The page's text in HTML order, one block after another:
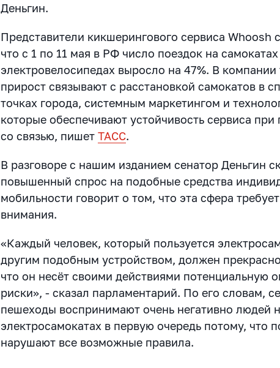
Деньгин.
Представители кикшерингового сервиса Whoosh
что с 1 по 11 мая в РФ число поездок на
электровелосипедах выросло на 47%. В компании
прирост связывают с расстановкой самокатов в
точках города, системным маркетингом и
которые обеспечивают устойчивость сервиса при
со связью, пишетТАСС.
В разговоре с нашим изданием сенатор Деньгин
повышенный спрос на подобные средства
мобильности говорит о том, что эта сфера
внимания.
«Каждый человек, который пользуется
другим подобным устройством, должен
что он несёт своими действиями потенциальную
риски», - сказал парламентарий. По его словам,
пешеходы воспринимают очень негативно людей
электросамокатах в первую очередь потому, что
нарушают все возможные правила.